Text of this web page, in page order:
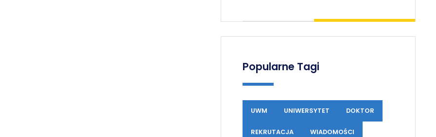
Popularne Tagi
UWM UNIWERSYTET DOKTOR
REKRUTACJA WIADOMOŚCI